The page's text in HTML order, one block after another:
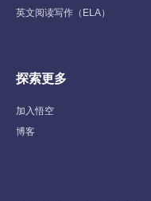
英文阅读写作（ELA）
探索更多
Toggle
Menu
加入悟空
博客